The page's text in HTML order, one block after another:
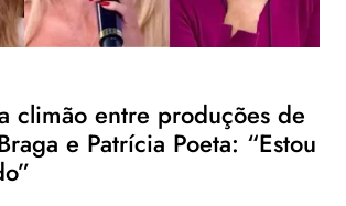
climão entre produções de
e Patrícia Poeta: “Estou